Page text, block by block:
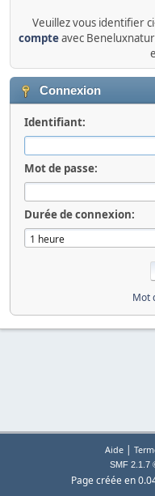
Veuillez vous identifier
compteavec
Connexion
Identifiant:
Mot de passe:
Durée de connexion:
Mot
Aide|
SMF 2.1.7
Page créée en